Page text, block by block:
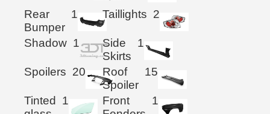
Rear
Bumper
1 Taillights 2
Shadow 1
Side
Skirts
1
Spoilers 20
Roof
Spoiler
15
Tinted 1
Front
1